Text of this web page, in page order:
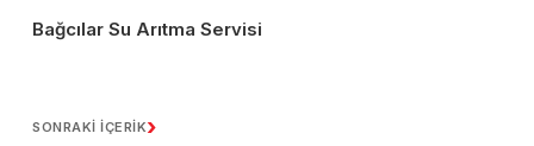
Bağcılar Su Arıtma Servisi
SONRAKİ İÇERİK›